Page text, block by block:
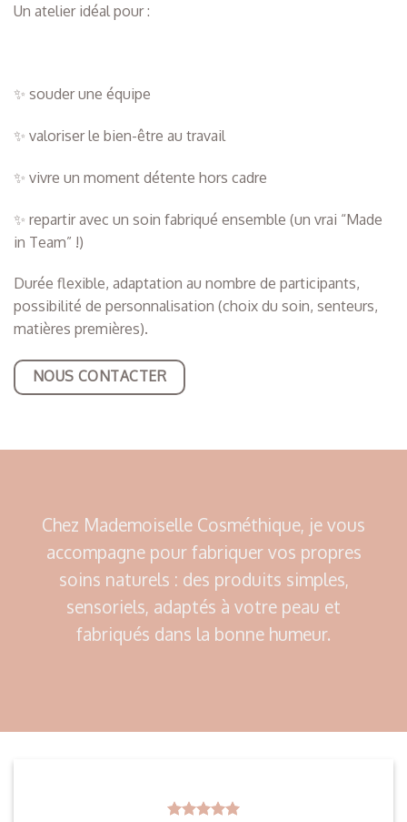
Un atelier idéal pour :
✨ souder une équipe
✨ valoriser le bien-être au travail
✨ vivre un moment détente hors cadre
✨ repartir avec un soin fabriqué ensemble (un vrai “Made
in Team” !)
Durée flexible, adaptation au nombre de participants,
possibilité de personnalisation (choix du soin, senteurs,
matières premières).
NOUS CONTACTER
Chez Mademoiselle Cosméthique, je vous
accompagne pour fabriquer vos propres
soins naturels : des produits simples,
sensoriels, adaptés à votre peau et
fabriqués dans la bonne humeur.